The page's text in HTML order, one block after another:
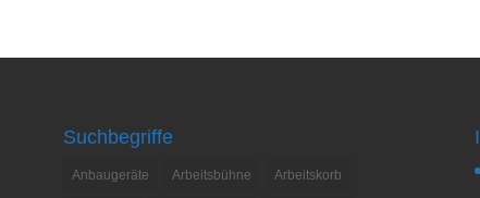
Suchbegriffe
Anbaugeräte Arbeitsbühne Arbeitskorb